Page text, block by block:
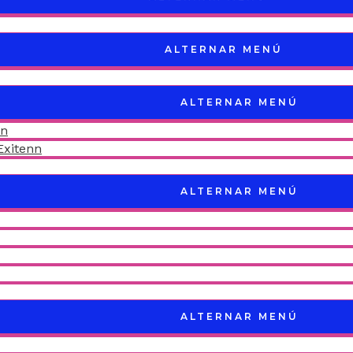
ALTERNAR MENÚ
ALTERNAR MENÚ
ALTERNAR MENÚ
ALTERNAR MENÚ